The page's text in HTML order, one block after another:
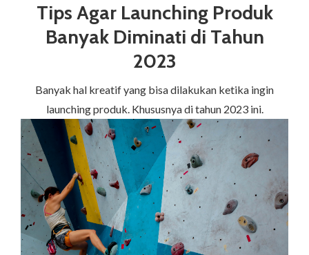
Tips Agar Launching Produk
Banyak Diminati di Tahun
2023
Banyak hal kreatif yang bisa dilakukan ketika ingin
launching produk. Khususnya di tahun 2023 ini.